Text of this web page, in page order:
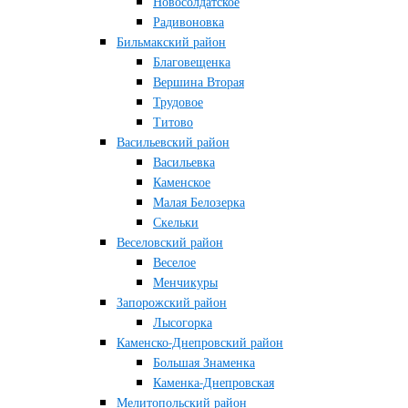
Радивоновка
Бильмакский район
Благовещенка
Вершина Вторая
Трудовое
Титово
Васильевский район
Васильевка
Каменское
Малая Белозерка
Скельки
Веселовский район
Веселое
Менчикуры
Запорожский район
Лысогорка
Каменско-Днепровский район
Большая Знаменка
Каменка-Днепровская
Мелитопольский район